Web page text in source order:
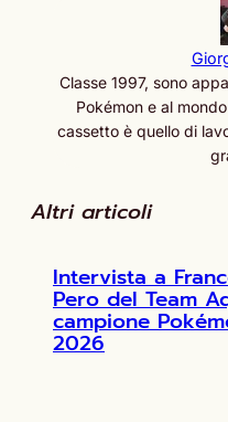
Classe 1997, sono
Pokémon e al
cassetto è quello di
Altri articoli
Intervista a
Pero del Team
campione
2026